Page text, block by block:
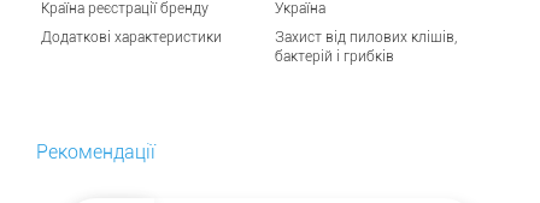
Країна реєстрації бренду
Україна
Додаткові характеристики
Захист від пилових кліщів,
бактерій і грибків
Рекомендації